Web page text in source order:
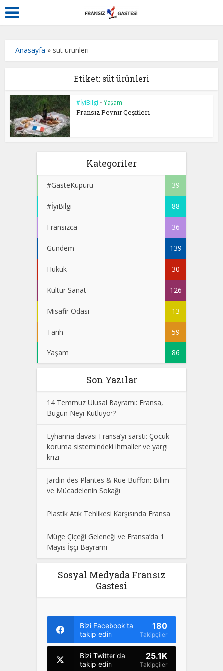
Anasayfa » süt ürünleri
Etiket: süt ürünleri
#İyiBilgi • Yaşam
Fransız Peynir Çeşitleri
Kategoriler
#GasteKüpürü 39
#İyiBilgi 88
Fransızca 36
Gündem 139
Hukuk 30
Kültür Sanat 126
Misafir Odası 13
Tarih 59
Yaşam 86
Son Yazılar
14 Temmuz Ulusal Bayramı: Fransa,
Bugün Neyi Kutluyor?
Lyhanna davası Fransa’yı sarstı: Çocuk
koruma sistemindeki ihmaller ve yargı
krizi
Jardin des Plantes & Rue Buffon: Bilim
ve Mücadelenin Sokağı
Plastik Atık Tehlikesi Karşısında Fransa
Müge Çiçeği Geleneği ve Fransa’da 1
Mayıs İşçi Bayramı
Sosyal Medyada Fransız
Gastesi
Bizi Facebook'ta
takip edin
180
Takipçiler
Bizi Twitter'da
takip edin
25.1K
Takipçiler